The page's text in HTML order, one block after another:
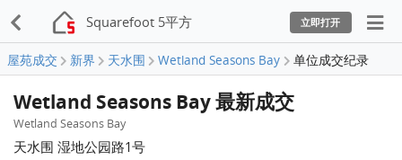
Squarefoot 5平方 立即打开
屋苑成交 新界 天水围 Wetland Seasons Bay 单位成交纪录
Wetland Seasons Bay 最新成交
Wetland Seasons Bay
天水围 湿地公园路1号